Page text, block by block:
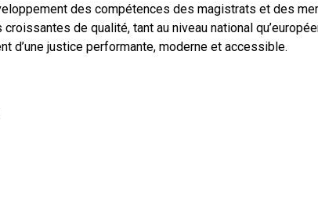
des compétences des magistrats et des
de qualité, tant au niveau national
d’une justice performante, moderne et accessible.